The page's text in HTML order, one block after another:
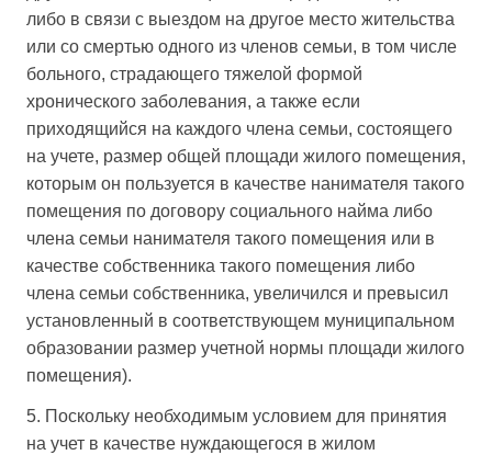
либо в связи с выездом на другое место жительства
или со смертью одного из членов семьи, в том числе
больного, страдающего тяжелой формой
хронического заболевания, а также если
приходящийся на каждого члена семьи, состоящего
на учете, размер общей площади жилого помещения,
которым он пользуется в качестве нанимателя такого
помещения по договору социального найма либо
члена семьи нанимателя такого помещения или в
качестве собственника такого помещения либо
члена семьи собственника, увеличился и превысил
установленный в соответствующем муниципальном
образовании размер учетной нормы площади жилого
помещения).
5. Поскольку необходимым условием для принятия
на учет в качестве нуждающегося в жилом